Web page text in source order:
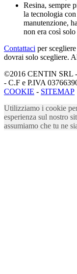
Resina, sempre
la tecnologia
manutenzione,
non era così
Contattaci per
dovrai solo scegliere.
©2016 CENTIN SRL
- C.F e P.IVA
COOKIE - SITEMAP
Utilizziamo i cookie
esperienza sul nostro
assumiamo che tu ne